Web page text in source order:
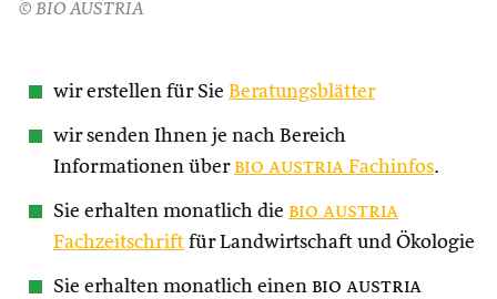
© BIO AUSTRIA
wir erstellen für Sie Beratungsblätter
wir senden Ihnen je nach Bereich
Informationen über bio austria Fachinfos.
Sie erhalten monatlich die bio austria
Fachzeitschrift für Landwirtschaft und Ökologie
Sie erhalten monatlich einen bio austria